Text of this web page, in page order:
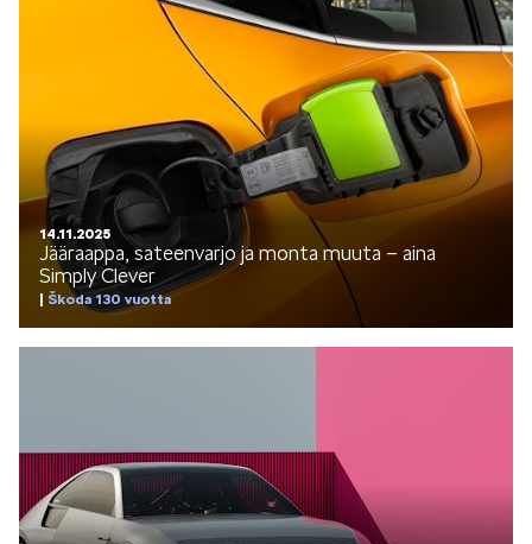
KUVASSA
MEIDÄN ŠKODAMME
14.11.2025
Jääraappa, sateenvarjo ja monta muuta – aina
Simply Clever
Škoda 130 vuotta